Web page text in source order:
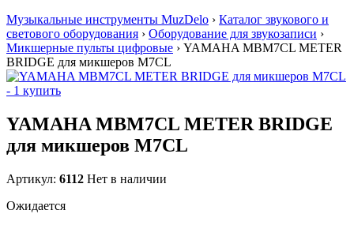
Музыкальные инструменты MuzDelo › Каталог звукового и
светового оборудования › Оборудование для звукозаписи ›
Микшерные пульты цифровые › YAMAHA MBM7CL METER
BRIDGE для микшеров M7CL
YAMAHA MBM7CL METER BRIDGE
для микшеров M7CL
Артикул: 6112 Нет в наличии
Ожидается